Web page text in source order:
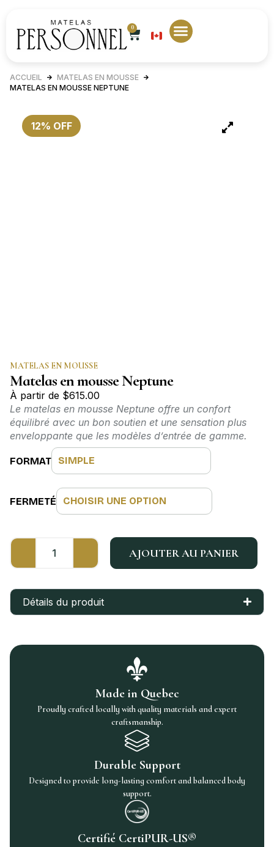
EN
0
ACCUEIL
MATELAS EN MOUSSE
MATELAS EN MOUSSE NEPTUNE
12% OFF
MATELAS EN MOUSSE
Matelas en mousse Neptune
À partir de $615.00
Le matelas en mousse Neptune offre un confort
équilibré avec un bon soutien et une sensation plus
enveloppante que les modèles d’entrée de gamme.
FORMAT
FERMETÉ
AJOUTER AU PANIER
Détails du produit
Made in Quebec
Proudly crafted locally with quality materials and expert
craftsmanship.
Durable Support
Designed to provide long-lasting comfort and balanced body
support.
Certifié CertiPUR-US®